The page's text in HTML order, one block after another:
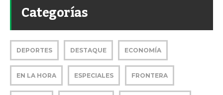
Categorías
DEPORTES DESTAQUE ECONOMÍA
EN LA HORA ESPECIALES FRONTERA